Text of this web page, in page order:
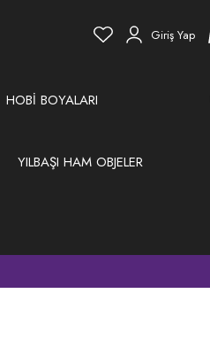
Giriş Yap
HOBİ BOYALARI
YILBAŞI HAM OBJELER